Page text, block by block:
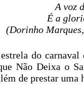
A voz
É a
(Dorinho
do
Não Deixa o
de prestar uma